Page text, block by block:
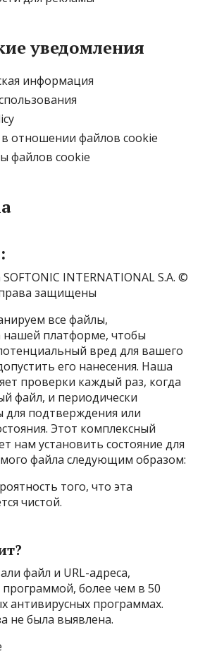
уведомления
информация
отношении файлов cookie
файлов cookie
INTERNATIONAL S.A. ©
защищены
все файлы,
платформе, чтобы
вред для вашего
его нанесения. Наша
проверки каждый раз, когда
файл, и периодически
для подтверждения или
Этот комплексный
нам установить состояние для
файла следующим образом:
того, что эта
чистой.
файл и URL-адреса,
программой, более чем в 50
антивирусных программах.
не была выявлена.